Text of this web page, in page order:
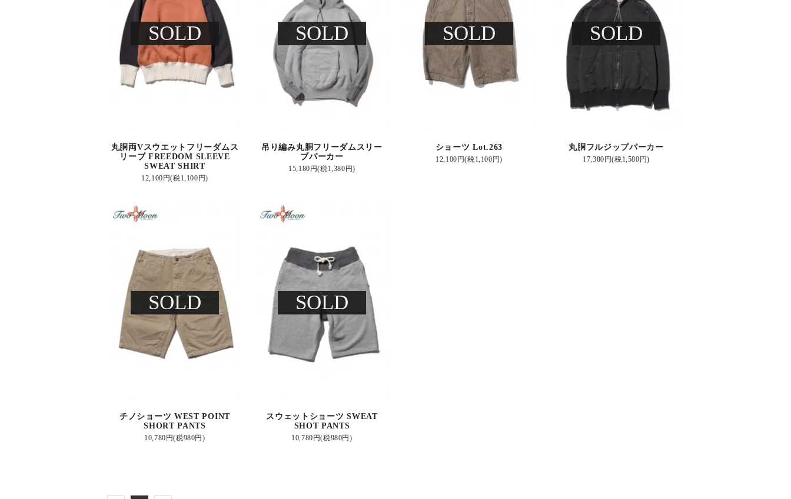
SOLD
丸胴両Vスウエットフリーダムス
リーブ FREEDOM SLEEVE
SWEAT SHIRT
12,100円(税1,100円)
SOLD
吊り編み丸胴フリーダムスリー
ブパーカー
15,180円(税1,380円)
SOLD
ショーツ Lot.263
12,100円(税1,100円)
SOLD
丸胴フルジップパーカー
17,380円(税1,580円)
SOLD
チノショーツ WEST POINT
SHORT PANTS
10,780円(税980円)
SOLD
スウェットショーツ SWEAT
SHOT PANTS
10,780円(税980円)